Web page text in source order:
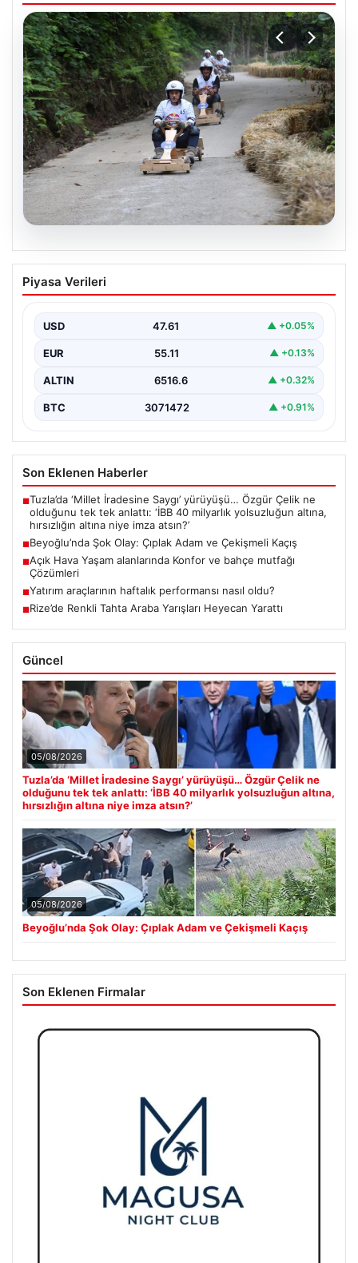
Rize’de Renkli Tahta Araba Yarışları
Heyecan Yarattı
geleneksel hale gelen 16. Red Bull Formulaz Tahta…
Piyasa Verileri
USD 47.61 ▲ +0.05%
EUR 55.11 ▲ +0.13%
ALTIN 6516.6 ▲ +0.32%
BTC 3071472 ▲ +0.91%
Son Eklenen Haberler
■Tuzla’da ‘Millet İradesine Saygı’ yürüyüşü… Özgür Çelik ne
olduğunu tek tek anlattı: ‘İBB 40 milyarlık yolsuzluğun altına,
hırsızlığın altına niye imza atsın?’
■Beyoğlu’nda Şok Olay: Çıplak Adam ve Çekişmeli Kaçış
■Açık Hava Yaşam alanlarında Konfor ve bahçe mutfağı
Çözümleri
■Yatırım araçlarının haftalık performansı nasıl oldu?
■Rize’de Renkli Tahta Araba Yarışları Heyecan Yarattı
Güncel
05/08/2026
Tuzla’da ‘Millet İradesine Saygı’ yürüyüşü… Özgür Çelik ne
olduğunu tek tek anlattı: ‘İBB 40 milyarlık yolsuzluğun altına,
hırsızlığın altına niye imza atsın?’
05/08/2026
Beyoğlu’nda Şok Olay: Çıplak Adam ve Çekişmeli Kaçış
Son Eklenen Firmalar